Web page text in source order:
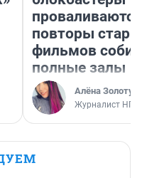
повторы
фильмов
полные залы
Алёна
Журналист НГС